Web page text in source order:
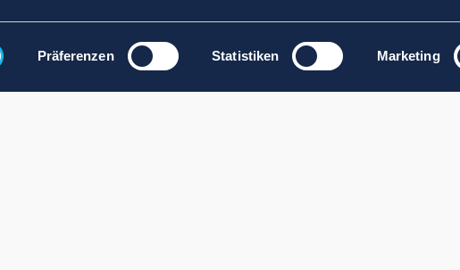
Präferenzen Statistiken Marketing